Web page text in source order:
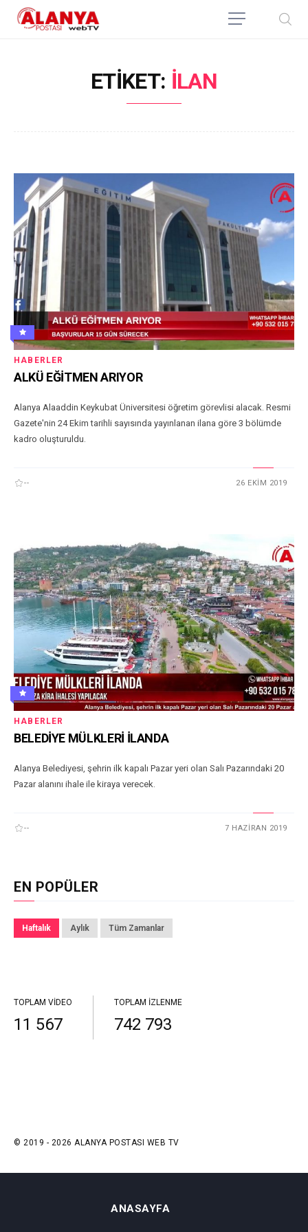
ETIKET: İLAN
HABERLER
ALKÜ EĞİTMEN ARIYOR
Alanya Alaaddin Keykubat Üniversitesi öğretim görevlisi alacak. Resmi
Gazete'nin 24 Ekim tarihli sayısında yayınlanan ilana göre 3 bölümde
kadro oluşturuldu.
-- 26 EKIM 2019
HABERLER
BELEDİYE MÜLKLERİ İLANDA
Alanya Belediyesi, şehrin ilk kapalı Pazar yeri olan Salı Pazarındaki 20
Pazar alanını ihale ile kiraya verecek.
-- 7 HAZIRAN 2019
EN POPÜLER
Haftalık Aylık Tüm Zamanlar
TOPLAM VIDEO
11 567
TOPLAM İZLENME
742 793
© 2019 - 2026 ALANYA POSTASI WEB TV
ANASAYFA